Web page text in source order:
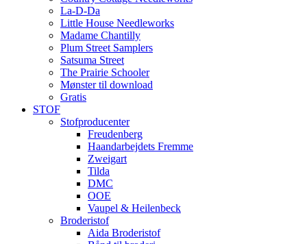
La-D-Da
Little House Needleworks
Madame Chantilly
Plum Street Samplers
Satsuma Street
The Prairie Schooler
Mønster til download
Gratis
STOF
Stofproducenter
Freudenberg
Haandarbejdets Fremme
Zweigart
Tilda
DMC
OOE
Vaupel & Heilenbeck
Broderistof
Aida Broderistof